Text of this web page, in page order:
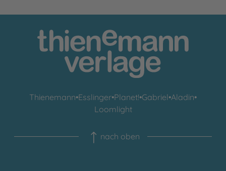
Thienemann•Esslinger•Planet!•Gabriel•Aladin•
Loomlight
nach oben